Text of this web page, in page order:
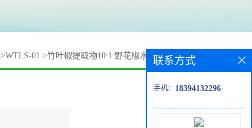
>WTLS-01 >竹叶椒提取物10:1 野花椒水溶性粉 规格齐全
联系方式
手机： 18394132296